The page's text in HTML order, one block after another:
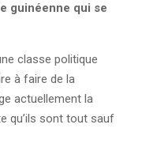
guinéenne qui se
classe politique
à faire de la
actuellement la
qu’ils sont tout sauf